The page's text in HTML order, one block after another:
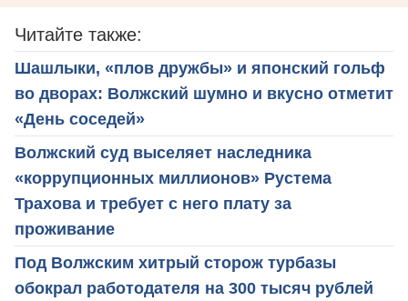
Читайте также:
Шашлыки, «плов дружбы» и японский гольф
во дворах: Волжский шумно и вкусно отметит
«День соседей»
Волжский суд выселяет наследника
«коррупционных миллионов» Рустема
Трахова и требует с него плату за
проживание
Под Волжским хитрый сторож турбазы
обокрал работодателя на 300 тысяч рублей